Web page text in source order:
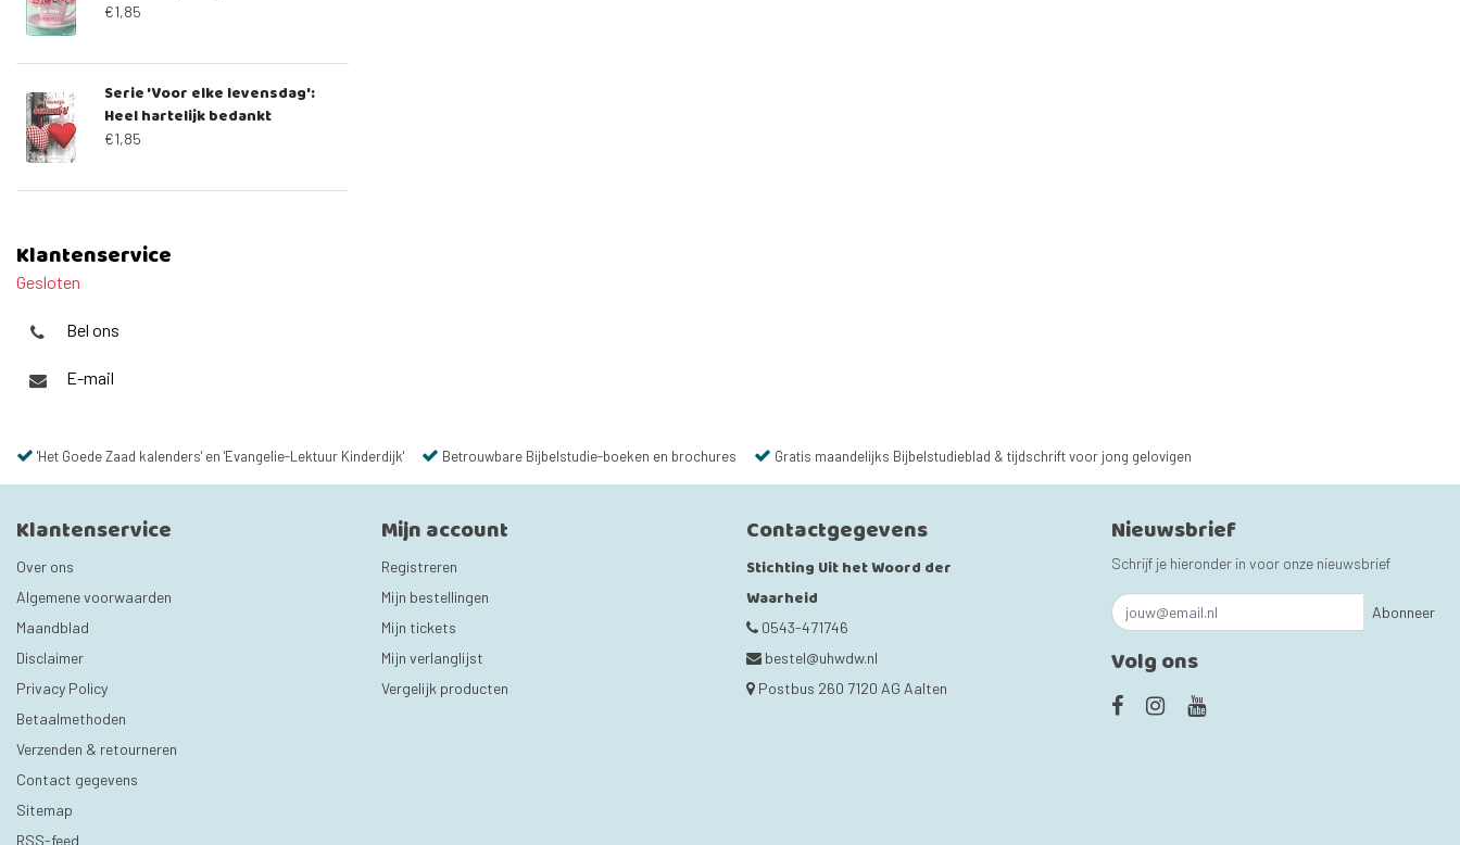
€1,85
Serie 'Voor elke levensdag':
Heel hartelijk bedankt
€1,85
Klantenservice
Gesloten
Bel ons
E-mail
'Het Goede Zaad kalenders' en 'Evangelie-Lektuur Kinderdijk' Betrouwbare Bijbelstudie-boeken en brochures Gratis maandelijks Bijbelstudieblad & tijdschrift voor jong gelovigen
Klantenservice
Over ons
Algemene voorwaarden
Maandblad
Disclaimer
Privacy Policy
Betaalmethoden
Verzenden & retourneren
Contact gegevens
Sitemap
RSS-feed
Mijn account
Registreren
Mijn bestellingen
Mijn tickets
Mijn verlanglijst
Vergelijk producten
Contactgegevens
Stichting Uit het Woord der
Waarheid
0543-471746
bestel@uhwdw.nl
Postbus 260 7120 AG Aalten
Nieuwsbrief
Schrijf je hieronder in voor onze nieuwsbrief
Abonneer
Volg ons